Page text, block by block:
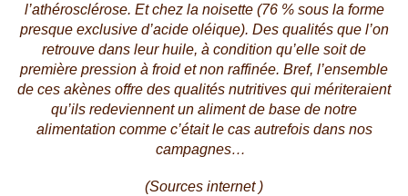
l’athérosclérose. Et chez la noisette (76 % sous la forme
presque exclusive d’acide oléique). Des qualités que l’on
retrouve dans leur huile, à condition qu’elle soit de
première pression à froid et non raffinée. Bref, l’ensemble
de ces akènes offre des qualités nutritives qui mériteraient
qu’ils redeviennent un aliment de base de notre
alimentation comme c’était le cas autrefois dans nos
campagnes…
(Sources internet )